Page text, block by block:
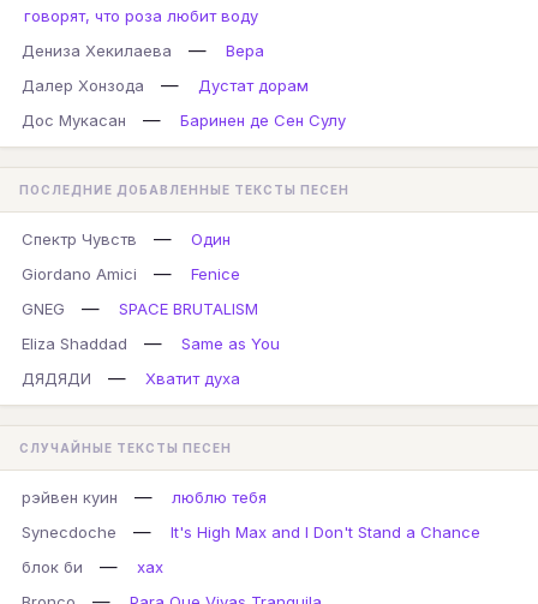
говорят, что роза любит воду
Дениза Хекилаева
—
Вера
Далер Хонзода
—
Дустат дорам
Дос Мукасан
— Баринен де Сен Сулу
ПОСЛЕДНИЕ ДОБАВЛЕННЫЕ ТЕКСТЫ ПЕСЕН
Спектр Чувств —
Один
Giordano Amici
—
Fenice
GNEG
—
SPACE BRUTALISM
Eliza Shaddad
—
Same as You
ДЯДЯДИ
— Хватит духа
СЛУЧАЙНЫЕ ТЕКСТЫ ПЕСЕН
рэйвен куин —
люблю тебя
Synecdoche
—
It's High Max and I Don't Stand a Chance
блок би
—
хах